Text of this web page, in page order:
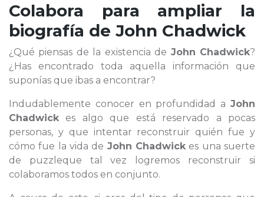
Colabora para ampliar la
biografía de John Chadwick
¿Qué piensas de la existencia de John Chadwick?
¿Has encontrado toda aquella información que
suponías que ibas a encontrar?
Indudablemente conocer en profundidad a John
Chadwick es algo que está reservado a pocas
personas, y que intentar reconstruir quién fue y
cómo fue la vida de John Chadwick es una suerte
de puzzleque tal vez logremos reconstruir si
colaboramos todos en conjunto.